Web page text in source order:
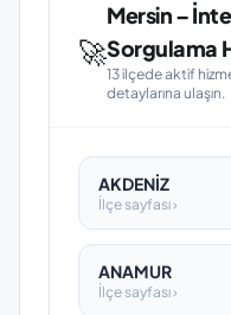
🚀
Mersin –
Sorgulama
13 ilçede aktif
detaylarına ulaşın.
AKDENİZ
İlçe sayfası ›
ANAMUR
İlçe sayfası ›